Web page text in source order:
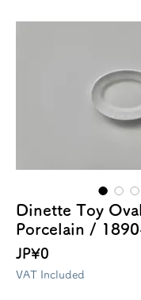
Dinette Toy
Porcelain /
JP¥0
VAT Included